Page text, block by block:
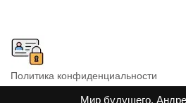
Политика конфиденциальности
Мир будущего,